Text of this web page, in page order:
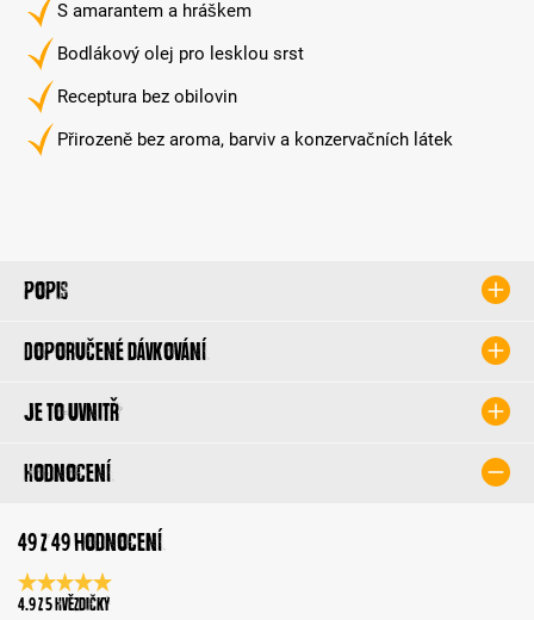
S amarantem a hráškem
Bodlákový olej pro lesklou srst
Receptura bez obilovin
Přirozeně bez aroma, barviv a konzervačních látek
Popis
Doporučené dávkování
Je to uvnitř
Hodnocení
49 z 49 hodnocení
Průměrné hodnocení 4.9 z 5 hvězd
4.9 z 5 Hvězdičky